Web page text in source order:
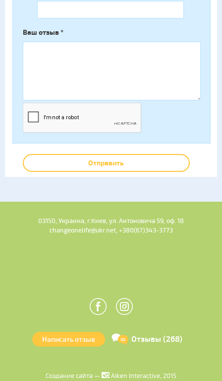
Ваш отзыв*
Отправить
03150, Украина, г.Киев, ул. Антоновича 59, оф. 18
changeonelife@ukr.net, +380(67)343-3773
Написать отзыв Отзывы (268)
Создание сайта — Aiken Interactive, 2015